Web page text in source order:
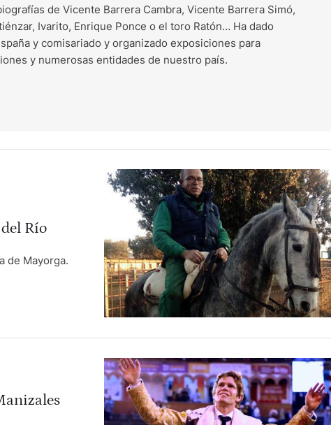
de Vicente Barrera Cambra, Vicente Barrera Simó,
Ivarito, Enrique Ponce o el toro Ratón… Ha dado
y comisariado y organizado exposiciones para
y numerosas entidades de nuestro país.
Río
de Mayorga.